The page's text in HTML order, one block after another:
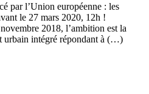
par l’Union européenne : les
le 27 mars 2020, 12h !
2018, l’ambition est la
urbain intégré répondant à (…)